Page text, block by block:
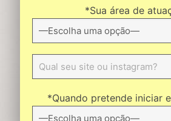
*Sua área de
*Quando pretende iniciar